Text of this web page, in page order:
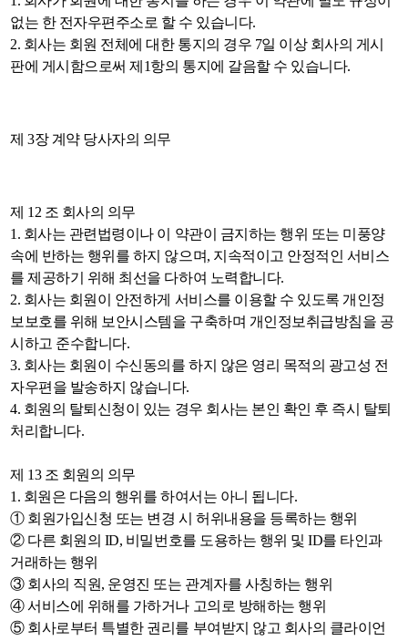
없는 한 전자우편주소로 할 수 있습니다.
2. 회사는 회원 전체에 대한 통지의 경우 7일 이상 회사의 게시
판에 게시함으로써 제1항의 통지에 갈음할 수 있습니다.
제 3장 계약 당사자의 의무
제 12 조 회사의 의무
1. 회사는 관련법령이나 이 약관이 금지하는 행위 또는 미풍양
속에 반하는 행위를 하지 않으며, 지속적이고 안정적인 서비스
를 제공하기 위해 최선을 다하여 노력합니다.
2. 회사는 회원이 안전하게 서비스를 이용할 수 있도록 개인정
보보호를 위해 보안시스템을 구축하며 개인정보취급방침을 공
시하고 준수합니다.
3. 회사는 회원이 수신동의를 하지 않은 영리 목적의 광고성 전
자우편을 발송하지 않습니다.
4. 회원의 탈퇴신청이 있는 경우 회사는 본인 확인 후 즉시 탈퇴
처리합니다.
제 13 조 회원의 의무
1. 회원은 다음의 행위를 하여서는 아니 됩니다.
① 회원가입신청 또는 변경 시 허위내용을 등록하는 행위
② 다른 회원의 ID, 비밀번호를 도용하는 행위 및 ID를 타인과
거래하는 행위
③ 회사의 직원, 운영진 또는 관계자를 사칭하는 행위
④ 서비스에 위해를 가하거나 고의로 방해하는 행위
⑤ 회사로부터 특별한 권리를 부여받지 않고 회사의 클라이언